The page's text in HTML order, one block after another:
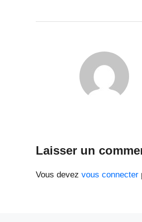
Laisser un
Vous devez vous connecter